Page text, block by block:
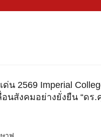
น 2569 Imperial
อนสังคมอย่างยั่งยืน “ด